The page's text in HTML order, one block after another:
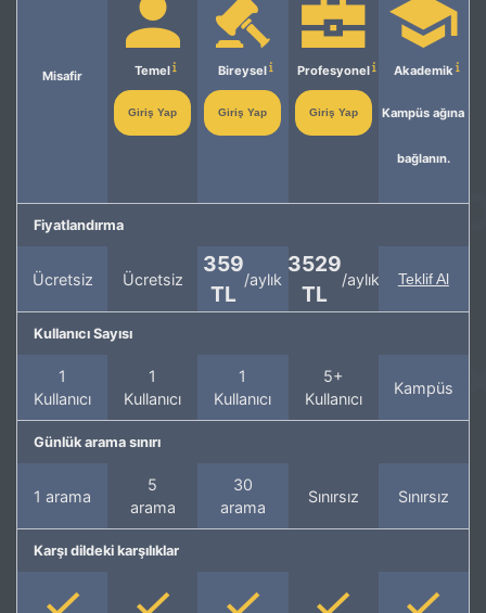
Misafir Temel
Giriş Yap
Bireysel
Giriş Yap
Profesyonel
Giriş Yap
Akademik
Kampüs ağına
bağlanın.
Fiyatlandırma
Ücretsiz Ücretsiz
359
TL
/aylık
3529
TL
/aylık Teklif Al
Kullanıcı Sayısı
1
Kullanıcı
1
Kullanıcı
1
Kullanıcı
5+
Kullanıcı
Kampüs
Günlük arama sınırı
1 arama
5
arama
30
arama
Sınırsız Sınırsız
Karşı dildeki karşılıklar